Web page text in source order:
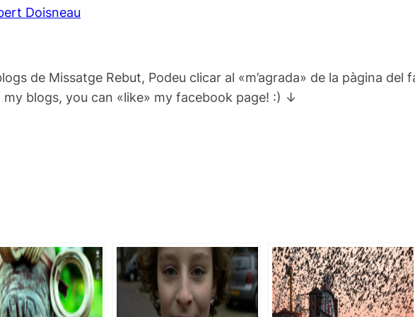
Doisneau
de Missatge Rebut, Podeu clicar al «m’agrada» de la pàgina del
blogs, you can «like» my facebook page! :) ↓